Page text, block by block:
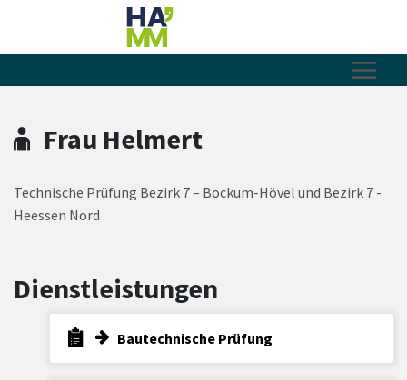
Zum Header
Zum Hauptinhalt
Zum Footer
Zum Hauptinhalt springen
Frau Helmert
Technische Prüfung Bezirk 7 – Bockum-Hövel und Bezirk 7 -
Heessen Nord
Dienstleistungen
Bautechnische Prüfung